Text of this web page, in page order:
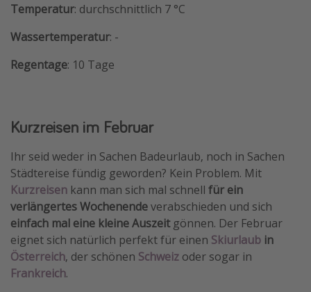
Temperatur: durchschnittlich 7 °C
Wassertemperatur: -
Regentage: 10 Tage
Kurzreisen im Februar
Ihr seid weder in Sachen Badeurlaub, noch in Sachen
Städtereise fündig geworden? Kein Problem. Mit
Kurzreisen kann man sich mal schnell für ein
verlängertes Wochenendeverabschieden und sich
einfach mal eine kleine Auszeitgönnen. Der Februar
eignet sich natürlich perfekt für einen Skiurlaub in
Österreich, der schönen Schweiz oder sogar in
Frankreich.